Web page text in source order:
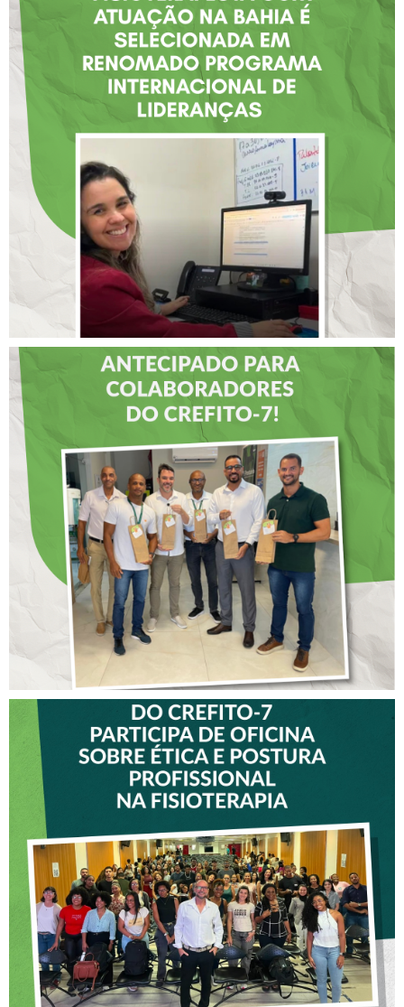
FISIOTERAPEUTA COM
ATUAÇÃO NA BAHIA É
SELECIONADA EM
RENOMADO PROGRAMA
INTERNACIONAL DE
LIDERANÇAS
DIA DOS PAIS É
ANTECIPADO PARA
COLABORADORES DO
CREFITO-7
VICE-PRESIDENTE DO
CREFITO-7 PARTICIPA DE
OFICINA SOBRE ÉTICA E
POSTURA PROFISSIONAL
NA FISIOTERAPIA